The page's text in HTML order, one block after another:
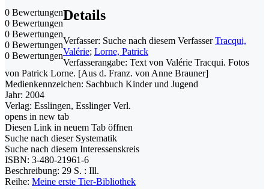
0 Bewertungen
0 Bewertungen
0 Bewertungen
0 Bewertungen
0 Bewertungen
Details
Verfasser: Suche nach diesem Verfasser Tracqui,
Valérie; Lorne, Patrick
Verfasserangabe: Text von Valérie Tracqui. Fotos
von Patrick Lorne. [Aus d. Franz. von Anne Brauner]
Medienkennzeichen: Sachbuch Kinder und Jugend
Jahr: 2004
Verlag: Esslingen, Esslinger Verl.
opens in new tab
Diesen Link in neuem Tab öffnen
Suche nach dieser Systematik
Suche nach diesem Interessenskreis
ISBN: 3-480-21961-6
Beschreibung: 29 S. : Ill.
Reihe: Meine erste Tier-Bibliothek